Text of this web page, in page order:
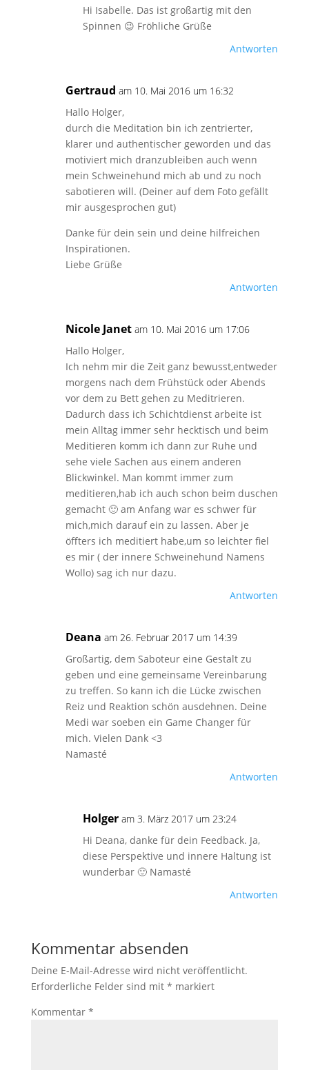
Hi Isabelle. Das ist großartig mit den
Spinnen 😉 Fröhliche Grüße
Antworten
Gertraud am 10. Mai 2016 um 16:32
Hallo Holger,
durch die Meditation bin ich zentrierter,
klarer und authentischer geworden und das
motiviert mich dranzubleiben auch wenn
mein Schweinehund mich ab und zu noch
sabotieren will. (Deiner auf dem Foto gefällt
mir ausgesprochen gut)
Danke für dein sein und deine hilfreichen
Inspirationen.
Liebe Grüße
Antworten
Nicole Janet am 10. Mai 2016 um 17:06
Hallo Holger,
Ich nehm mir die Zeit ganz bewusst,entweder
morgens nach dem Frühstück oder Abends
vor dem zu Bett gehen zu Meditrieren.
Dadurch dass ich Schichtdienst arbeite ist
mein Alltag immer sehr hecktisch und beim
Meditieren komm ich dann zur Ruhe und
sehe viele Sachen aus einem anderen
Blickwinkel. Man kommt immer zum
meditieren,hab ich auch schon beim duschen
gemacht 🙂 am Anfang war es schwer für
mich,mich darauf ein zu lassen. Aber je
öffters ich meditiert habe,um so leichter fiel
es mir ( der innere Schweinehund Namens
Wollo) sag ich nur dazu.
Antworten
Deana am 26. Februar 2017 um 14:39
Großartig, dem Saboteur eine Gestalt zu
geben und eine gemeinsame Vereinbarung
zu treffen. So kann ich die Lücke zwischen
Reiz und Reaktion schön ausdehnen. Deine
Medi war soeben ein Game Changer für
mich. Vielen Dank <3
Namasté
Antworten
Holger am 3. März 2017 um 23:24
Hi Deana, danke für dein Feedback. Ja,
diese Perspektive und innere Haltung ist
wunderbar 🙂 Namasté
Antworten
Kommentar absenden
Deine E-Mail-Adresse wird nicht veröffentlicht.
Erforderliche Felder sind mit * markiert
Kommentar *